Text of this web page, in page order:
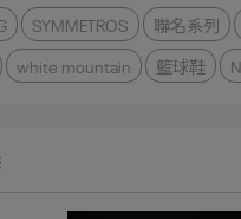
SYMMETROS 聯名系列
white mountain 籃球鞋